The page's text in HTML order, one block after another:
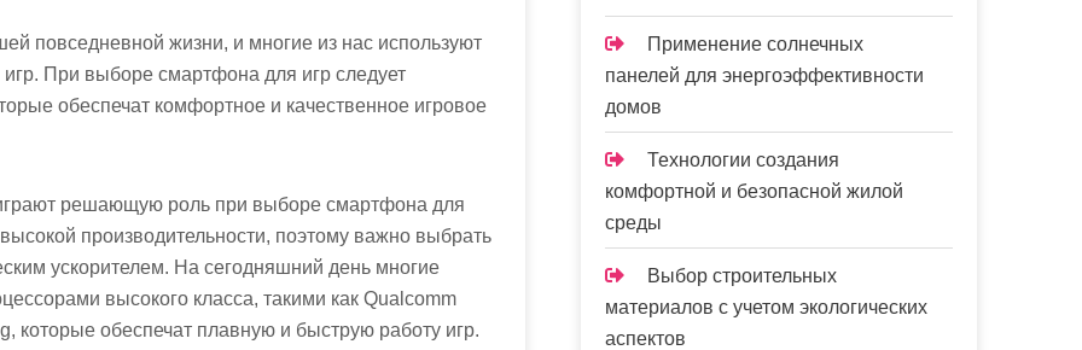
повседневной жизни, и многие из нас используют
При выборе смартфона для игр следует
обеспечат комфортное и качественное игровое
решающую роль при выборе смартфона для
производительности, поэтому важно выбрать
ускорителем. На сегодняшний день многие
высокого класса, такими как Qualcomm
которые обеспечат плавную и быструю работу игр.
Применение солнечных
панелей для энергоэффективности
домов
Технологии создания
комфортной и безопасной жилой
среды
Выбор строительных
материалов с учетом экологических
аспектов